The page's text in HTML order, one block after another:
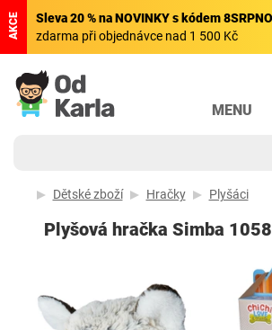
AKCE Sleva 20 % na NOVINKY s kódem
zdarma při objednávce nad 1 500 Kč
MENU
Dětské zboží Hračky Plyšáci
Plyšová hračka Simba